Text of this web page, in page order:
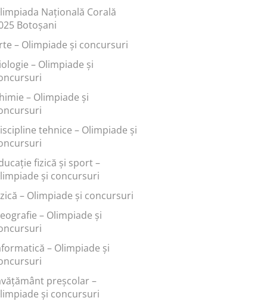
Națională Corală
Botoșani
– Olimpiade și concursuri
– Olimpiade și
– Olimpiade și
tehnice – Olimpiade și
fizică şi sport –
și concursuri
– Olimpiade și concursuri
– Olimpiade și
– Olimpiade și
preşcolar –
și concursuri